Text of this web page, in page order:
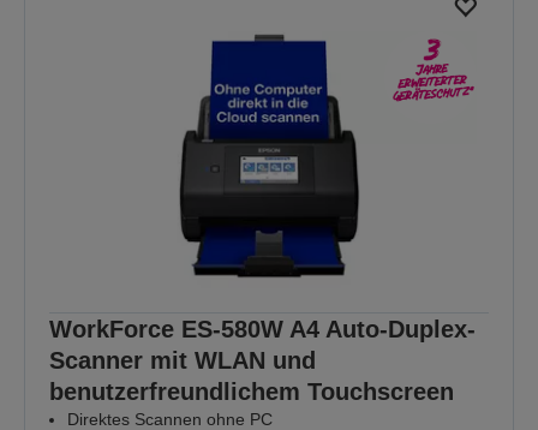
WorkForce ES-580W A4 Auto-Duplex-
Scanner mit WLAN und
benutzerfreundlichem Touchscreen
Direktes Scannen ohne PC